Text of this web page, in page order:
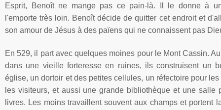
Esprit,
Benoîtne mange pas ce pain-là. Il le donne à
l'emporte très loin. Benoît décide de quitter cet endroitet
son amour de Jésus à des païens qui ne connaissentpas
En 529, il partavec quelques moines pour le MontCassin.
dans une vieille forteresse en ruines, ils construisentun
église, undortoir et des petites cellules, un réfectoirepour les
les visiteurs, et aussi une grande bibliothèque et une salle
livres. Les moins travaillent souventaux champs et portent